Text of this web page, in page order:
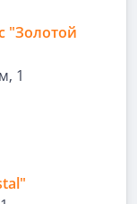
"Золотой
1